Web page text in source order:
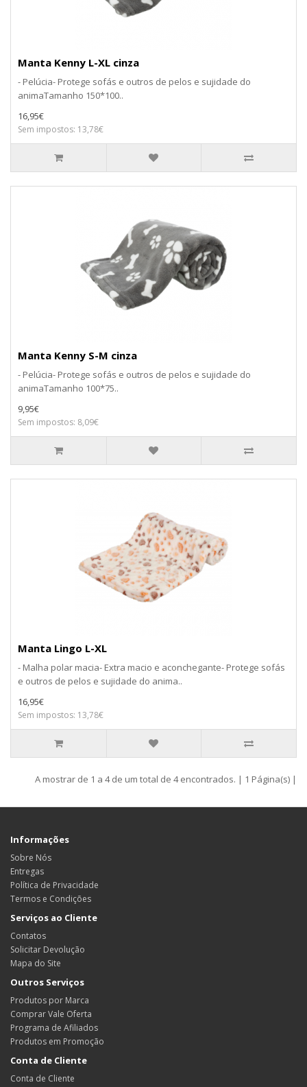
Manta Kenny L-XL cinza
- Pelúcia- Protege sofás e outros de pelos e sujidade do
animaTamanho 150*100..
16,95€
Sem impostos: 13,78€
Manta Kenny S-M cinza
- Pelúcia- Protege sofás e outros de pelos e sujidade do
animaTamanho 100*75..
9,95€
Sem impostos: 8,09€
Manta Lingo L-XL
- Malha polar macia- Extra macio e aconchegante- Protege sofás
e outros de pelos e sujidade do anima..
16,95€
Sem impostos: 13,78€
A mostrar de 1 a 4 de um total de 4 encontrados. | 1 Página(s) |
Informações
Sobre Nós
Entregas
Política de Privacidade
Termos e Condições
Serviços ao Cliente
Contatos
Solicitar Devolução
Mapa do Site
Outros Serviços
Produtos por Marca
Comprar Vale Oferta
Programa de Afiliados
Produtos em Promoção
Conta de Cliente
Conta de Cliente